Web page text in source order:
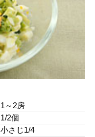
1～2房
1/2個
小さじ1/4